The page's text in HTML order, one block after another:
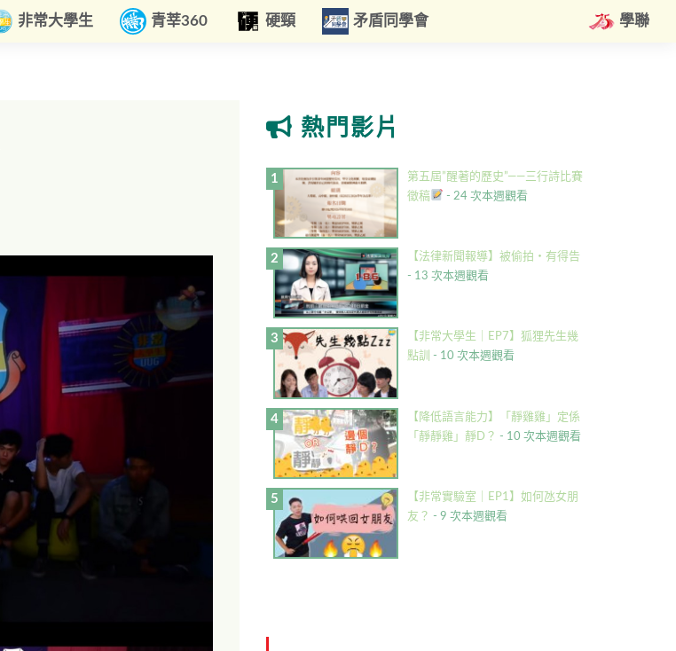
非常大學生 青莘360 硬頸 矛盾同學會 學聯
熱門影片
第五屆”醒著的歷史”——三行詩比賽
徵稿
- 24 次本週觀看
【法律新聞報導】被偷拍・有得告
- 13 次本週觀看
【非常大學生｜EP7】狐狸先生幾
點訓 - 10 次本週觀看
【降低語言能力】「靜雞雞」定係
「靜靜雞」靜D？ - 10 次本週觀看
【非常實驗室｜EP1】如何氹女朋
友？ - 9 次本週觀看